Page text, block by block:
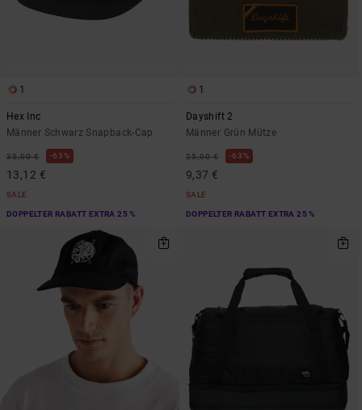
1
Hex Inc
Männer Schwarz Snapback-Cap
35,00 € 63%
13,12 €
SALE
DOPPELTER RABATT EXTRA 25 %
1
Dayshift 2
Männer Grün Mütze
25,00 € 63%
9,37 €
SALE
DOPPELTER RABATT EXTRA 25 %